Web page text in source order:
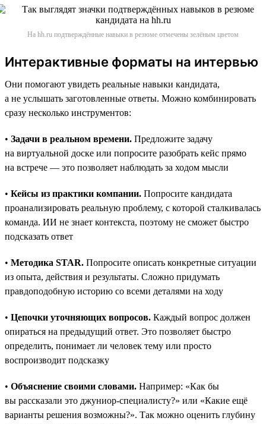
На hh.ru подтверждённые навыки в резюме отмечены зелёным цветом
Интерактивные форматы на интервью
Они помогают увидеть реальные навыки кандидата,
а не услышать заготовленные ответы. Можно комбинировать
сразу несколько инструментов:
• Задачи в реальном времени. Предложите задачу
на виртуальной доске или попросите разобрать кейс прямо
на встрече — это позволяет наблюдать за ходом мысли
• Кейсы из практики компании. Попросите кандидата
проанализировать реальную проблему, с которой сталкивалась
команда. ИИ не знает контекста, поэтому не сможет быстро
подсказать ответ
• Методика STAR. Попросите описать конкретные ситуации
из опыта, действия и результаты. Сложно придумать
правдоподобную историю со всеми деталями на ходу
• Цепочки уточняющих вопросов. Каждый вопрос должен
опираться на предыдущий ответ. Это позволяет быстро
определить, понимает ли человек тему или просто
воспроизводит подсказку
• Объяснение своими словами. Например: «Как бы
вы рассказали это джуниор-специалисту?» или «Какие ещё
варианты решения возможны?». Так можно оценить глубину